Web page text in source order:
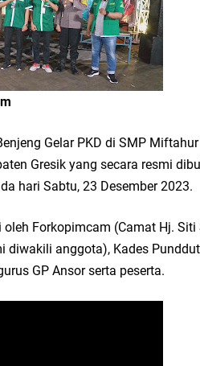
Pati Raya: Meneguhkan Kemandirian
Rekor MURI, KWGe Angkat Kuliner
Kemenag Salurkan 22.456 Bingkisan
Kantor Desa Sidoraharjo: Simbol
Juta, Perkuat Keberlanjutan Program
di Dusun Kedungsekar Lor, Tradisi Luhur
Gelar PKD di SMP
Gresik yang secara resmi
hari Sabtu, 23 Desember 2023.
Forkopimcam (Camat Hj. Siti
diwakili anggota), Kades
GP Ansor serta peserta.